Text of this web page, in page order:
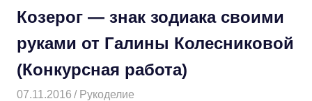
Козерог — знак зодиака своими
руками от Галины Колесниковой
(Конкурсная работа)
07.11.2016 Творогова Елена
Рукоделие